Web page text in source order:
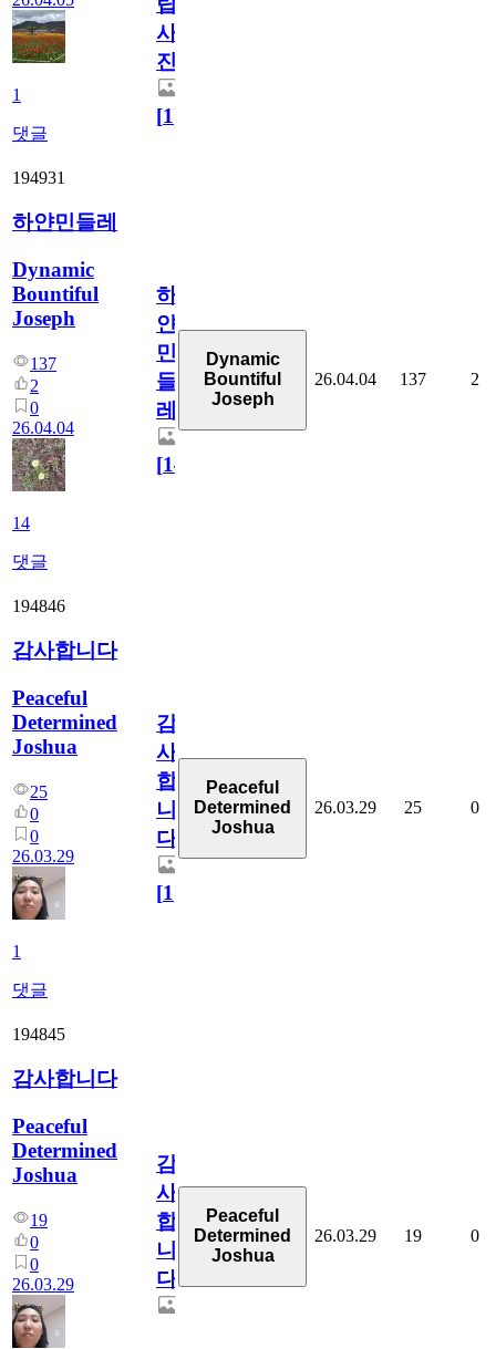
1
댓글
사
진
[1]
194931
하얀민들레
Dynamic
Bountiful
Joseph
137
2
0
26.04.04
14
댓글
하
얀
민
들
레
[14
Dynamic
Bountiful
Joseph
26.04.04 137 2
194846
감사합니다
Peaceful
Determined
Joshua
25
0
0
26.03.29
1
댓글
감
사
합
니
다
[1]
Peaceful
Determined
Joshua
26.03.29 25 0
194845
감사합니다
Peaceful
Determined
Joshua
19
0
0
26.03.29
감
사
합
니
다
Peaceful
Determined
Joshua
26.03.29 19 0